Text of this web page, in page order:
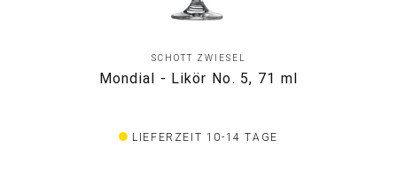
SCHOTT ZWIESEL
Mondial - Likör No. 5, 71 ml
LIEFERZEIT 10-14 TAGE